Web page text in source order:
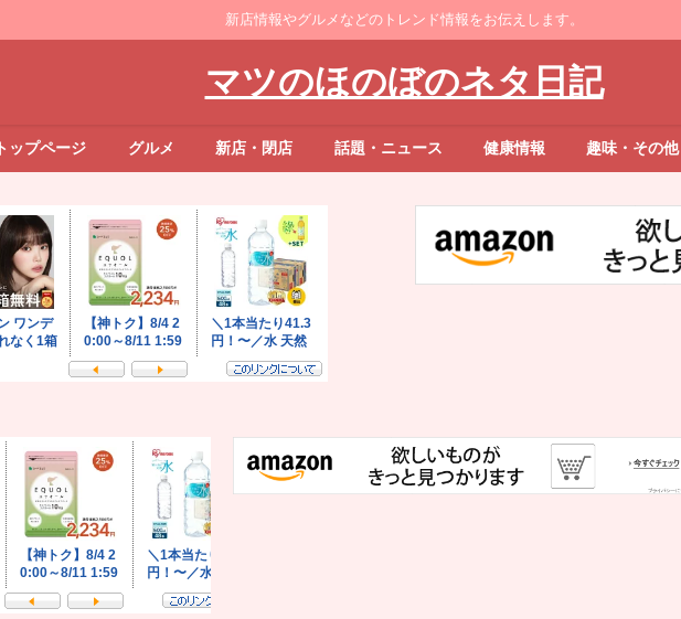
新店情報やグルメなどのトレンド情報をお伝えします。
マツのほのぼのネタ日記
トップページ グルメ 新店・閉店 話題・ニュース 健康情報 趣味・その他